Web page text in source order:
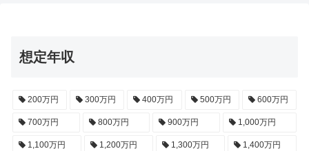
想定年収
200万円 300万円 400万円 500万円 600万円
700万円 800万円 900万円 1,000万円
1,100万円 1,200万円 1,300万円 1,400万円